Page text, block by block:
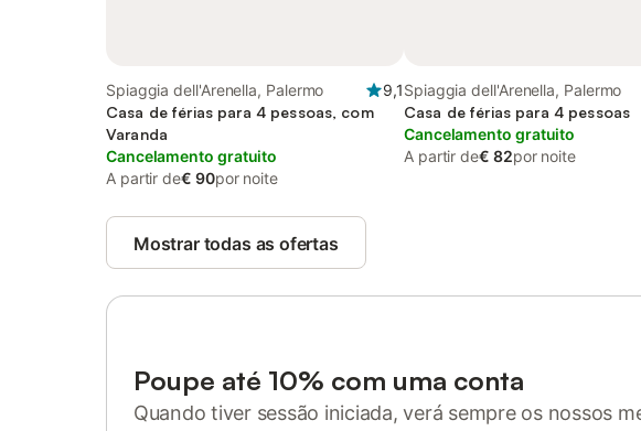
Spiaggia dell'Arenella, Palermo
9,1
Casa de férias para 4 pessoas, com
Varanda
Cancelamento gratuito
A partir de€ 90por noite
Spiaggia dell'Arenella, Palermo
Casa de férias para 4 pessoas
Cancelamento gratuito
A partir de€ 82por noite
Mostrar todas as ofertas
Poupe até 10% com uma conta
Quando tiver sessão iniciada, verá sempre os nossos